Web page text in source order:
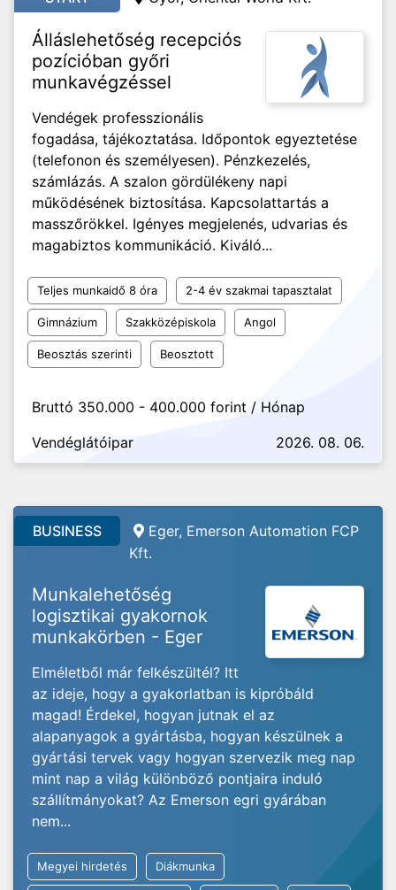
Álláslehetőség recepciós
pozícióban győri
munkavégzéssel
Vendégek professzionális
fogadása, tájékoztatása. Időpontok egyeztetése
(telefonon és személyesen). Pénzkezelés,
számlázás. A szalon gördülékeny napi
működésének biztosítása. Kapcsolattartás a
masszőrökkel. Igényes megjelenés, udvarias és
magabiztos kommunikáció. Kiváló...
Teljes munkaidő 8 óra 2-4 év szakmai tapasztalat
Gimnázium Szakközépiskola Angol
Beosztás szerinti Beosztott
Bruttó 350.000 - 400.000 forint / Hónap
Vendéglátóipar
2026. 08. 06.
BUSINESS
Eger, Emerson Automation FCP
Kft.
Munkalehetőség
logisztikai gyakornok
munkakörben - Eger
Elméletből már felkészültél? Itt
az ideje, hogy a gyakorlatban is kipróbáld
magad! Érdekel, hogyan jutnak el az
alapanyagok a gyártásba, hogyan készülnek a
gyártási tervek vagy hogyan szervezik meg nap
mint nap a világ különböző pontjaira induló
szállítmányokat? Az Emerson egri gyárában
nem...
Megyei hirdetés Diákmunka